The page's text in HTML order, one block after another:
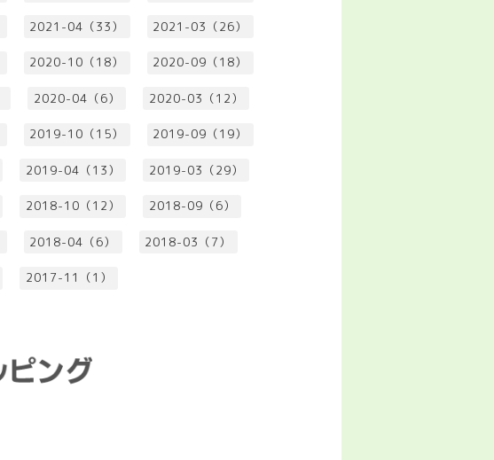
2021-04（33） 2021-03（26）
2020-10（18） 2020-09（18）
2020-04（6） 2020-03（12）
2019-10（15） 2019-09（19）
2019-04（13） 2019-03（29）
2018-10（12） 2018-09（6）
2018-04（6） 2018-03（7）
2017-11（1）